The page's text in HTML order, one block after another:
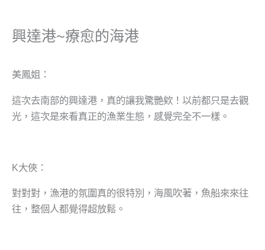
興達港~療愈的海港
美鳳姐：
這次去南部的興達港，真的讓我驚艷欸！以前都只是去觀
光，這次是來看真正的漁業生態，感覺完全不一樣。
K大俠：
對對對，漁港的氛圍真的很特別，海風吹著，魚船來來往
往，整個人都覺得超放鬆。